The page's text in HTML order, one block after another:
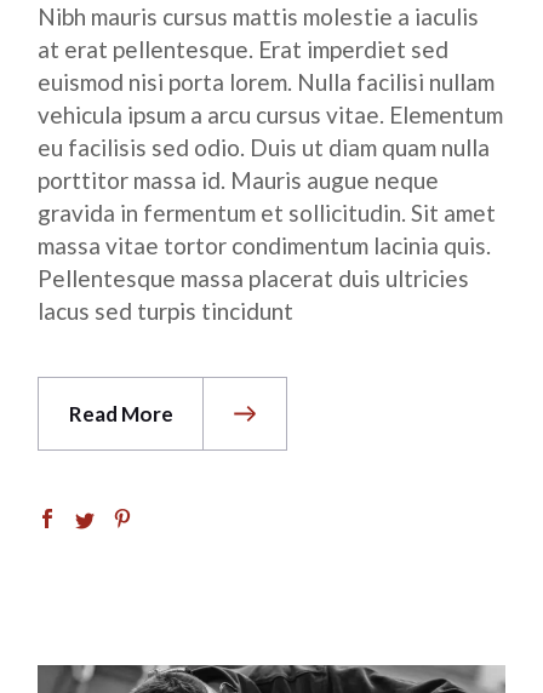
Nibh mauris cursus mattis molestie a iaculis
at erat pellentesque. Erat imperdiet sed
euismod nisi porta lorem. Nulla facilisi nullam
vehicula ipsum a arcu cursus vitae. Elementum
eu facilisis sed odio. Duis ut diam quam nulla
porttitor massa id. Mauris augue neque
gravida in fermentum et sollicitudin. Sit amet
massa vitae tortor condimentum lacinia quis.
Pellentesque massa placerat duis ultricies
lacus sed turpis tincidunt
Read More